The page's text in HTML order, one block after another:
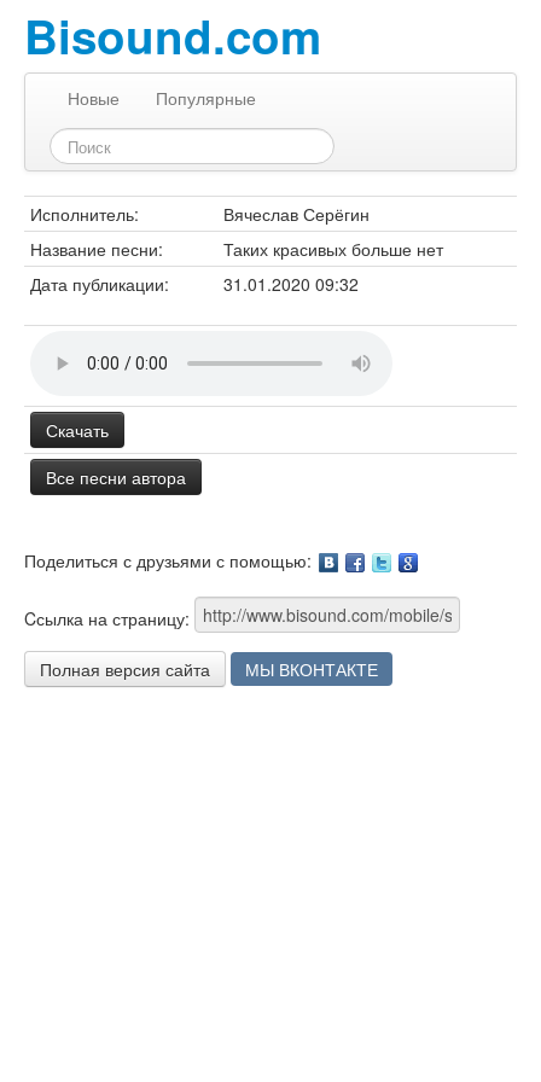
Bisound.com
Новые Популярные
Исполнитель:
Вячеслав Серёгин
Название песни:
Таких красивых больше нет
Дата публикации:
31.01.2020 09:32
Скачать
Все песни автора
Поделиться с друзьями с помощью:
Cсылка на страницу:
Полная версия сайта МЫ ВКОНТАКТЕ